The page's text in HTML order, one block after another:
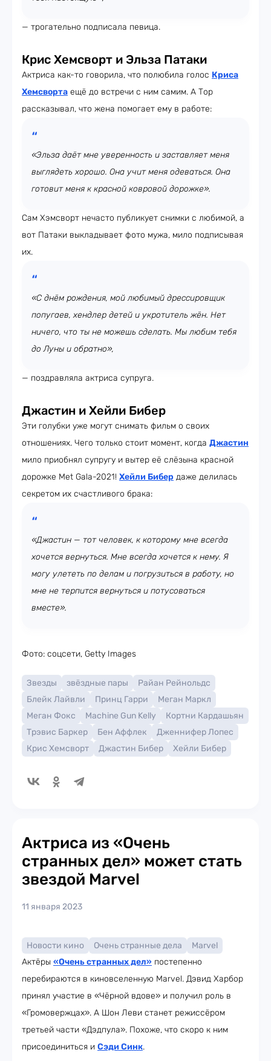
— трогательно подписала певица.
Крис Хемсворт и Эльза Патаки
Актриса как-то говорила, что полюбила голос Криса
Хемсворта ещё до встречи с ним самим. А Тор
рассказывал, что жена помогает ему в работе:
«Эльза даёт мне уверенность и заставляет меня
выглядеть хорошо. Она учит меня одеваться. Она
готовит меня к красной ковровой дорожке».
Сам Хэмсворт нечасто публикует снимки с любимой, а
вот Патаки выкладывает фото мужа, мило подписывая
их.
«С днём рождения, мой любимый дрессировщик
попугаев, хендлер детей и укротитель жён. Нет
ничего, что ты не можешь сделать. Мы любим тебя
до Луны и обратно»,
— поздравляла актриса супруга.
Джастин и Хейли Бибер
Эти голубки уже могут снимать фильм о своих
отношениях. Чего только стоит момент, когда Джастин
мило приобнял супругу и вытер её слёзына красной
дорожке Met Gala-2021! Хейли Бибер даже делилась
секретом их счастливого брака:
«Джастин — тот человек, к которому мне всегда
хочется вернуться. Мне всегда хочется к нему. Я
могу улететь по делам и погрузиться в работу, но
мне не терпится вернуться и потусоваться
вместе».
Фото: соцсети, Getty Images
Звезды звёздные пары
Райан Рейнольдс
Блейк Лайвли
Принц Гарри
Меган Маркл
Меган Фокс
Machine Gun Kelly
Кортни Кардашьян
Трэвис Баркер
Бен Аффлек
Дженнифер Лопес
Крис Хемсворт
Джастин Бибер Хейли Бибер
Актриса из «Очень
странных дел» может стать
звездой Marvel
11 января 2023
Новости кино Очень странные дела
Marvel
Актёры «Очень странных дел» постепенно
перебираются в киновселенную Marvel. Дэвид Харбор
принял участие в «Чёрной вдове» и получил роль в
«Громовержцах». А Шон Леви станет режиссёром
третьей части «Дэдпула». Похоже, что скоро к ним
присоединиться и Сэди Синк.